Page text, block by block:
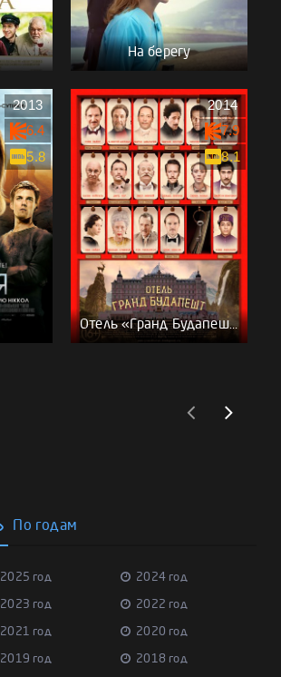
На берегу
2013
6.4
5.8
Отель «Гранд Будапешт»
2014
7.9
8.1
По годам
2025 год 2024 год
2023 год 2022 год
2021 год 2020 год
2019 год 2018 год